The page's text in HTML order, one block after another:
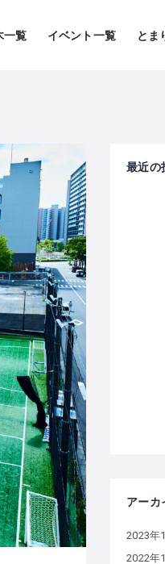
一覧 イベント一覧 とま
最近の
アーカ
2023年
2022年